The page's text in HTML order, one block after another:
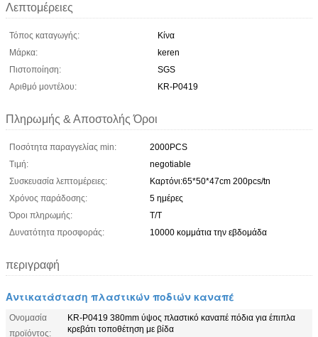
Λεπτομέρειες
Τόπος καταγωγής:
Κίνα
Μάρκα:
keren
Πιστοποίηση:
SGS
Αριθμό μοντέλου:
KR-P0419
Πληρωμής & Αποστολής Όροι
Ποσότητα παραγγελίας min:
2000PCS
Τιμή:
negotiable
Συσκευασία λεπτομέρειες:
Καρτόνι:65*50*47cm 200pcs/tn
Χρόνος παράδοσης:
5 ημέρες
Όροι πληρωμής:
Τ/Τ
Δυνατότητα προσφοράς:
10000 κομμάτια την εβδομάδα
περιγραφή
Αντικατάσταση πλαστικών ποδιών καναπέ
Ονομασία
προϊόντος:
KR-P0419 380mm ύψος πλαστικό καναπέ πόδια για έπιπλα
κρεβάτι τοποθέτηση με βίδα